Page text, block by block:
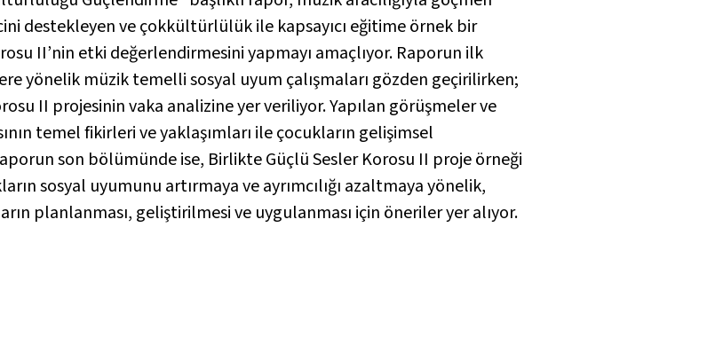
destekleyen ve çokkültürlülük ile kapsayıcı eğitime örnek bir
II’nin etki değerlendirmesini yapmayı amaçlıyor. Raporun ilk
yönelik müzik temelli sosyal uyum çalışmaları gözden geçirilirken;
II projesinin vaka analizine yer veriliyor. Yapılan görüşmeler ve
temel fikirleri ve yaklaşımları ile çocukların gelişimsel
son bölümünde ise, Birlikte Güçlü Sesler Korosu II proje örneği
sosyal uyumunu artırmaya ve ayrımcılığı azaltmaya yönelik,
planlanması, geliştirilmesi ve uygulanması için öneriler yer alıyor.